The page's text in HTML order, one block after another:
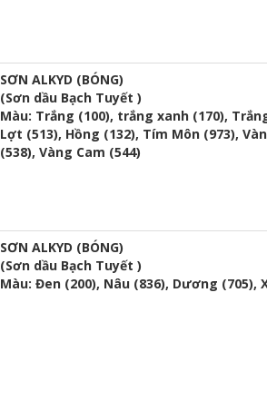
SƠN ALKYD (BÓNG)
(Sơn dầu Bạch Tuyết )
Màu: Trắng (100), trắng xanh (170),
Lợt (513), Hồng (132), Tím Môn (973),
(538), Vàng Cam (544)
SƠN ALKYD (BÓNG)
(Sơn dầu Bạch Tuyết )
Màu: Đen (200), Nâu (836), Dương (705),